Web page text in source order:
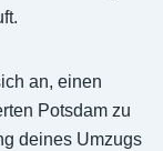
an, einen
Potsdam zu
deines Umzugs